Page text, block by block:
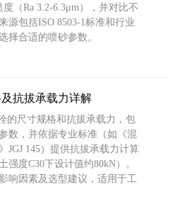
（Ra 3.2-6.3μm），并对比不
源包括ISO 8503-1标准和行业
择合适的喷砂参数。
抗拔承载力详解
的尺寸规格和抗拔承载力，包
数，并依据专业标准（如《混
JGJ 145）提供抗拔承载力计算
强度C30下设计值约80kN）。
响因素及选型建议，适用于工